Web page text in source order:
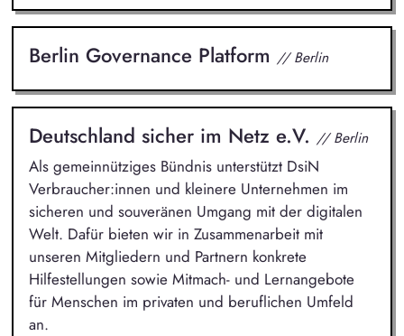
Berlin Governance Platform // Berlin
Deutschland sicher im Netz e.V. // Berlin
Als gemeinnütziges Bündnis unterstützt DsiN
Verbraucher:innen und kleinere Unternehmen im
sicheren und souveränen Umgang mit der digitalen
Welt. Dafür bieten wir in Zusammenarbeit mit
unseren Mitgliedern und Partnern konkrete
Hilfestellungen sowie Mitmach- und Lernangebote
für Menschen im privaten und beruflichen Umfeld
an.